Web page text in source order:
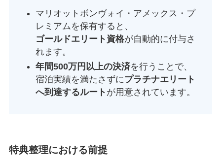
マリオットボンヴォイ・アメックス・プ
レミアムを保有すると、
ゴールドエリート資格が自動的に付与さ
れます。
年間500万円以上の決済を行うことで、
宿泊実績を満たさずにプラチナエリート
へ到達するルート が用意されています。
特典整理における前提